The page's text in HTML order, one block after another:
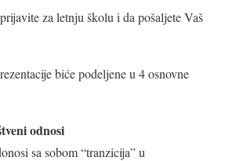
za letnju školu i da pošaljete Vaš
biće podeljene u 4 osnovne
odnosi
sa sobom “tranzicija” u